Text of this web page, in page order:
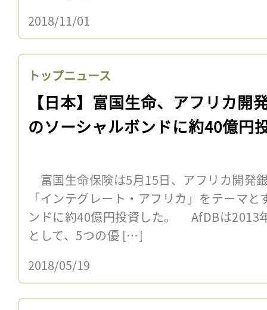
2018/11/01
トップニュース
【日本】富国生命、アフリカ開
のソーシャルボンドに約40億円
富国生命保険は5月15日、アフリカ開発
「インテグレート・アフリカ」をテーマ
ンドに約40億円投資した。 AfDBは2013
として、5つの優 […]
2018/05/19